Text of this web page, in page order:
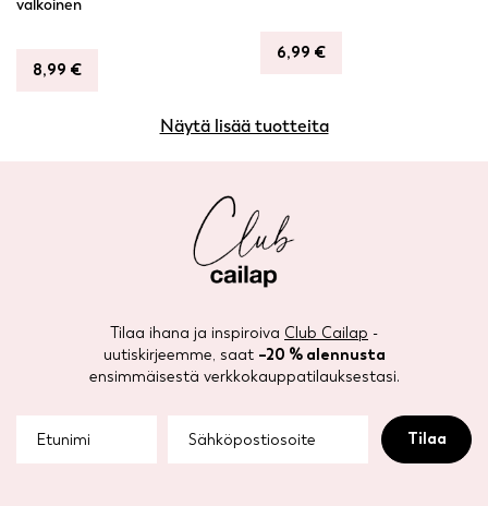
valkoinen
8,99 €
6,99 €
Näytä lisää tuotteita
Tilaa ihana ja inspiroiva Club Cailap -
uutiskirjeemme, saat –20 % alennusta
ensimmäisestä verkkokauppatilauksestasi.